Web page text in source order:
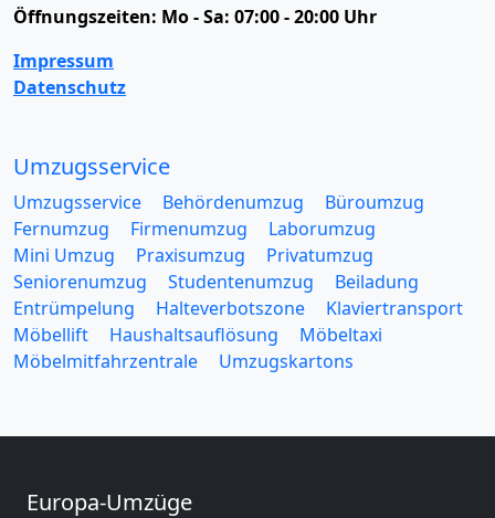
Öffnungszeiten: Mo - Sa: 07:00 - 20:00 Uhr
Impressum
Datenschutz
Umzugsservice
Umzugsservice Behördenumzug
Büroumzug
Fernumzug
Firmenumzug
Laborumzug
Mini Umzug
Praxisumzug
Privatumzug
Seniorenumzug
Studentenumzug
Beiladung
Entrümpelung
Halteverbotszone
Klaviertransport
Möbellift
Haushaltsauflösung
Möbeltaxi
Möbelmitfahrzentrale
Umzugskartons
Europa-Umzüge